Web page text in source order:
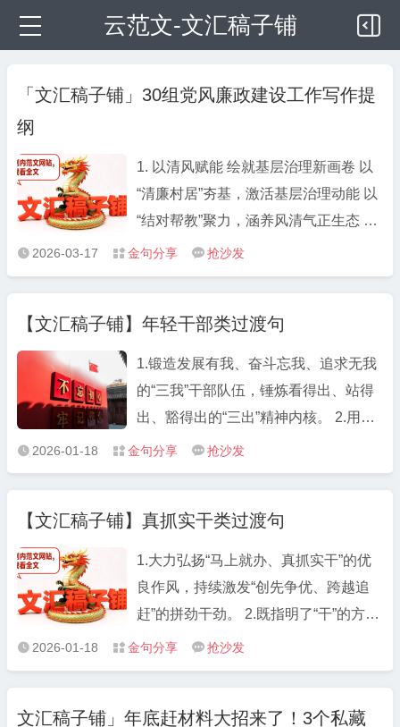
云范文-文汇稿子铺
「文汇稿子铺」30组党风廉政建设工作写作提
纲
1. 以清风赋能 绘就基层治理新画卷 以
“清廉村居”夯基，激活基层治理动能 以
“结对帮教”聚力，涵养风清气正生态 以
“移风易俗”塑形，焕发文明乡风活力 2.
多措并举织密干部监督“防护网” 强化思
管拧紧行为“廉洁开关” 深化联动整治打
好监督“组合招式” 3. 织密“四张网” 持续
提升干部监督质效 紧盯“关键少数”，突
出政治监督。 把握“重点环节”，抓实选
督。 拧紧“责任发条”，推进整改监督。
 2026-03-17  金句分享  抢沙发
【文汇稿子铺】年轻干部类过渡句
1.锻造发展有我、奋斗忘我、追求无我
的“三我”干部队伍，锤炼看得出、站得
出、豁得出的“三出”精神内核。 2.用信
念激发干劲，迸发“欲与天公试比高”的
朝气；把挑战当作激励，昂扬“在困难
洁、工作、做人、身体“五条底线”，争
做忠心、用心、细心、虚心、热心“五
心干部”。 4.不是坐而论道的清谈客，
而是起而行之的行动者；不是畏首畏尾
以朝气蓬勃、活力四射祛除沉沉暮气、
萎靡不振，用雷厉风行、干脆利落书写
青春激情、忠诚担当。 6.怀揣忠心、公
 2026-01-18  金句分享  抢沙发
【文汇稿子铺】真抓实干类过渡句
1.大力弘扬“马上就办、真抓实干”的优
良作风，持续激发“创先争优、跨越追
赶”的拼劲干劲。 2.既指明了“干”的方
向，又明确了“干”的路径；既注入了“干”
的动力，又增添了“干”的信心。 3.激发
“过得去”变“过得硬”的奋进担当。 4.既
 2026-01-18  金句分享  抢沙发
文汇稿子铺」年底赶材料大招来了！3个私藏